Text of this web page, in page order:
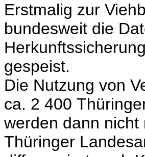
Erstmalig zur
bundesweit die
gespeist.
Die Nutzung von
ca. 2 400
werden dann
Thüringer